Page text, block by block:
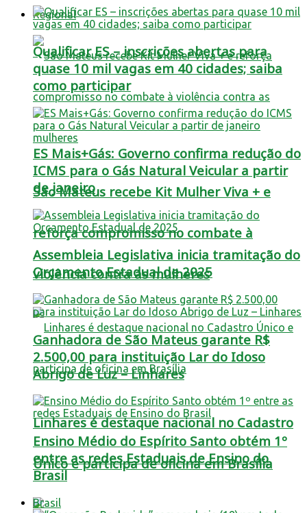
Regional
São Mateus recebe Kit Mulher Viva + e
reforça compromisso no combate à
violência contra as mulheres
Linhares é destaque nacional no Cadastro
Único e participa de oficina em Brasília
Qualificar ES – inscrições abertas para
quase 10 mil vagas em 40 cidades; saiba
como participar
ES Mais+Gás: Governo confirma redução do
ICMS para o Gás Natural Veicular a partir
de janeiro
Assembleia Legislativa inicia tramitação do
Orçamento Estadual de 2025
Ganhadora de São Mateus garante R$
2.500,00 para instituição Lar do Idoso
Abrigo de Luz – Linhares
Ensino Médio do Espírito Santo obtém 1º
entre as redes Estaduais de Ensino do
Brasil
Brasil